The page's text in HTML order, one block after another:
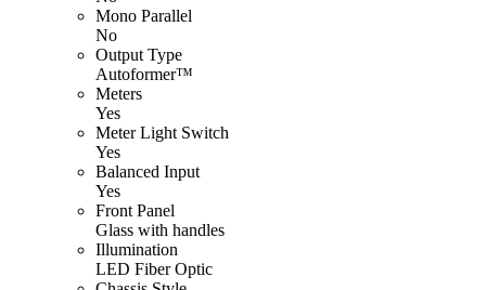
Mono Parallel
No
Output Type
Autoformer™
Meters
Yes
Meter Light Switch
Yes
Balanced Input
Yes
Front Panel
Glass with handles
Illumination
LED Fiber Optic